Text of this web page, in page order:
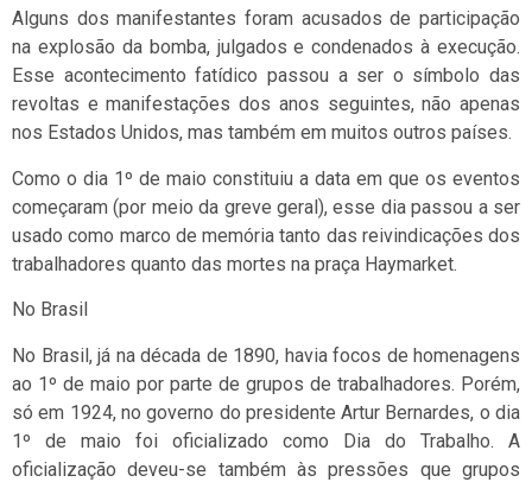
Alguns dos manifestantes foram acusados de participação
na explosão da bomba, julgados e condenados à execução.
Esse acontecimento fatídico passou a ser o símbolo das
revoltas e manifestações dos anos seguintes, não apenas
nos Estados Unidos, mas também em muitos outros países.
Como o dia 1º de maio constituiu a data em que os eventos
começaram (por meio da greve geral), esse dia passou a ser
usado como marco de memória tanto das reivindicações dos
trabalhadores quanto das mortes na praça Haymarket.
No Brasil
No Brasil, já na década de 1890, havia focos de homenagens
ao 1º de maio por parte de grupos de trabalhadores. Porém,
só em 1924, no governo do presidente Artur Bernardes, o dia
1º de maio foi oficializado como Dia do Trabalho. A
oficialização deveu-se também às pressões que grupos